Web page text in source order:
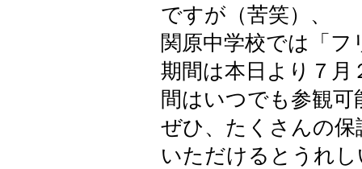
ですが（苦笑）、
関原中学校では「
期間は本日より７月
間はいつでも参観可
ぜひ、たくさんの
いただけるとうれ